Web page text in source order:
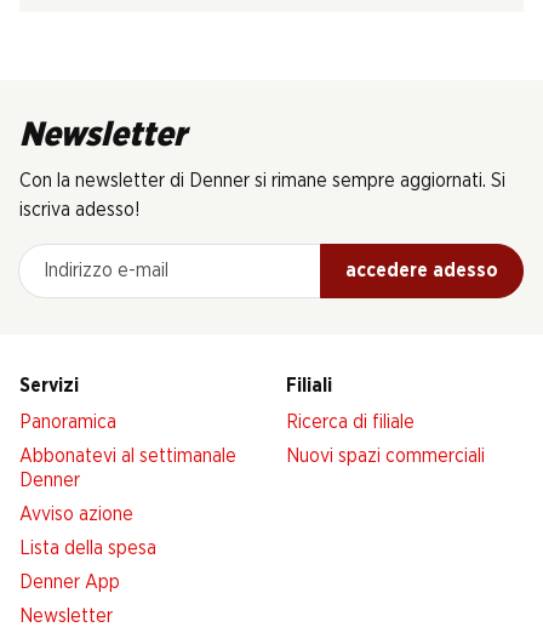
Newsletter
Con la newsletter di Denner si rimane sempre aggiornati. Si
iscriva adesso!
Indirizzo e-mail
accedere adesso
Servizi
Panoramica
Abbonatevi al settimanale
Denner
Avviso azione
Lista della spesa
Denner App
Newsletter
Filiali
Ricerca di filiale
Nuovi spazi commerciali